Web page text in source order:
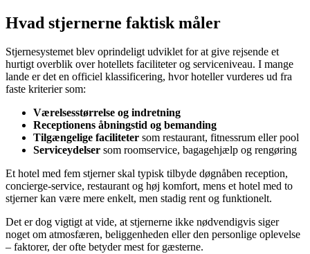
Hvad stjernerne faktisk måler
Stjernesystemet blev oprindeligt udviklet for at give rejsende et
hurtigt overblik over hotellets faciliteter og serviceniveau. I mange
lande er det en officiel klassificering, hvor hoteller vurderes ud fra
faste kriterier som:
Værelsesstørrelse og indretning
Receptionens åbningstid og bemanding
Tilgængelige faciliteter som restaurant, fitnessrum eller pool
Serviceydelser som roomservice, bagagehjælp og rengøring
Et hotel med fem stjerner skal typisk tilbyde døgnåben reception,
concierge-service, restaurant og høj komfort, mens et hotel med to
stjerner kan være mere enkelt, men stadig rent og funktionelt.
Det er dog vigtigt at vide, at stjernerne ikke nødvendigvis siger
noget om atmosfæren, beliggenheden eller den personlige oplevelse
– faktorer, der ofte betyder mest for gæsterne.